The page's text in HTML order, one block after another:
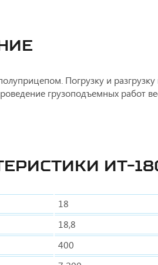
Погрузку и
грузоподъемных работ
ИТ-
18
18,8
400